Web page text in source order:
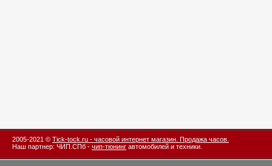
2005-2021 © Tick-tock.ru - часовой интернет магазин. Продажа часов.
Наш партнер: ЧИП.СПб - чип-тюнинг автомобилей и техники.